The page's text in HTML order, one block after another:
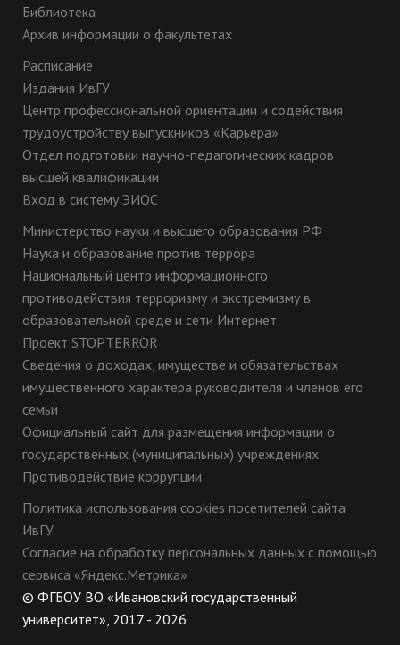
Библиотека
Архив информации о факультетах
Расписание
Издания ИвГУ
Центр профессиональной ориентации и содействия
трудоустройству выпускников «Карьера»
Отдел подготовки научно-педагогических кадров
высшей квалификации
Вход в систему ЭИОС
Министерство науки и высшего образования РФ
Наука и образование против террора
Национальный центр информационного
противодействия терроризму и экстремизму в
образовательной среде и сети Интернет
Проект STOPTERROR
Сведения о доходах, имуществе и обязательствах
имущественного характера руководителя и членов его
семьи
Официальный сайт для размещения информации о
государственных (муниципальных) учреждениях
Противодействие коррупции
Политика использования cookies посетителей сайта
ИвГУ
Согласие на обработку персональных данных с помощью
сервиса «Яндекс.Метрика»
© ФГБОУ ВО «Ивановский государственный
университет», 2017 - 2026